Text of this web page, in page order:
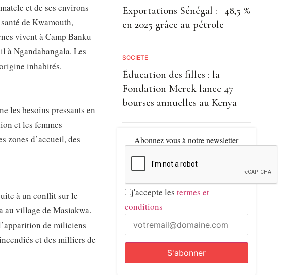
et de ses environs
de Kwamouth,
vivent à Camp Banku
à Ngandabangala. Les
inhabités.
les besoins pressants en
et les femmes
zones d’accueil, des
à un conflit sur le
au village de Masiakwa.
de miliciens
et des milliers de
Exportations Sénégal : +48,5 %
en 2025 grâce au pétrole
SOCIETE
Éducation des filles : la
Fondation Merck lance 47
bourses annuelles au Kenya
Abonnez vous à notre newsletter
j'accepte les termes et
conditions